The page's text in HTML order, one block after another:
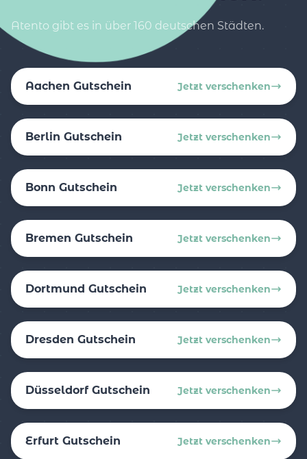
Atento gibt es in über 160 deutschen Städten.
Aachen Gutschein Jetzt verschenken
Berlin Gutschein Jetzt verschenken
Bonn Gutschein Jetzt verschenken
Bremen Gutschein Jetzt verschenken
Dortmund Gutschein Jetzt verschenken
Dresden Gutschein Jetzt verschenken
Düsseldorf Gutschein Jetzt verschenken
Erfurt Gutschein Jetzt verschenken